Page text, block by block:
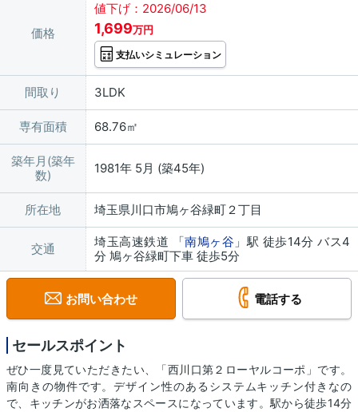
価格
値下げ：2026/06/13
1,699万円
支払いシミュレーション
間取り 3LDK
専有面積 68.76㎡
築年月(築年
数)
1981年 5月 (築45年)
所在地 埼玉県川口市鳩ヶ谷緑町２丁目
交通 埼玉高速鉄道 「南鳩ヶ谷 」駅 徒歩14分 バス4
分 鳩ヶ谷緑町下車 徒歩5分
お問い合わせ 電話する
セールスポイント
ぜひ一度見ていただきたい、「西川口第２ローヤルコーポ」です。
南向きの物件です。デザイン性のあるシステムキッチン付きなの
で、キッチンがお洒落なスペースになっています。駅から徒歩14分